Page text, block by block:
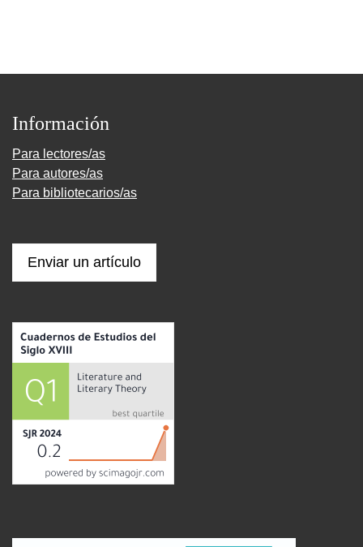
Información
Para lectores/as
Para autores/as
Para bibliotecarios/as
Enviar un artículo